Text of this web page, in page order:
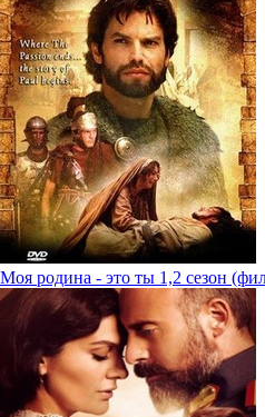
Моя родина - это ты 1,2 сезон